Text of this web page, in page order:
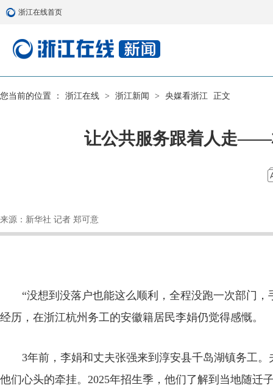
浙江在线首页
您当前的位置 ： 浙江在线 > 浙江新闻 > 央媒看浙江 正文
让公共服务跟着人走——
来源：新华社 记者 郑可意
“没想到没落户也能这么顺利，全程没跑一次部门，
经历，在浙江杭州务工的安徽籍居民李娟仍觉得感慨。
3年前，李娟和丈夫张强来到淳安县千岛湖镇务工。
他们心头的牵挂。2025年招生季，他们了解到当地随